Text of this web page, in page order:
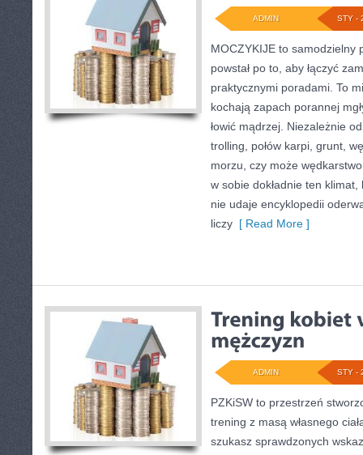
STY -
ADMIN
MOCZYKIJE to samodzielny
powstał po to, aby łączyć
praktycznymi poradami. To
kochają zapach porannej
łowić mądrzej. Niezależnie
trolling, połów karpi, grunt,
morzu, czy może
w sobie dokładnie ten
nie udaje encyklopedii
liczy [ Read More ]
STY -
ADMIN
PZKiSW to przestrzeń
trening z masą własnego
szukasz sprawdzonych